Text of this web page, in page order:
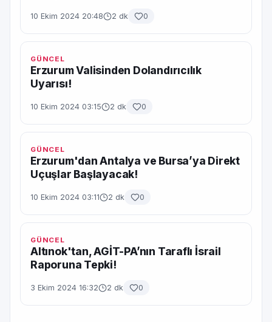
10 Ekim 2024 20:48 2 dk 0
GÜNCEL
Erzurum Valisinden Dolandırıcılık
Uyarısı!
10 Ekim 2024 03:15 2 dk 0
GÜNCEL
Erzurum'dan Antalya ve Bursa’ya Direkt
Uçuşlar Başlayacak!
10 Ekim 2024 03:11 2 dk 0
GÜNCEL
Altınok'tan, AGİT-PA’nın Taraflı İsrail
Raporuna Tepki!
3 Ekim 2024 16:32 2 dk 0